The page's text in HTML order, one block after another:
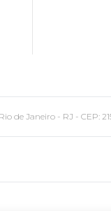
Janeiro - RJ - CEP: